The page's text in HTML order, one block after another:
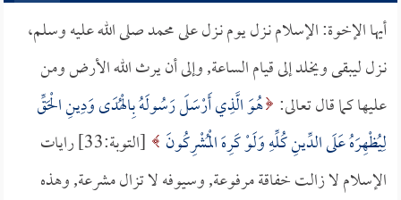
أيها الإخوة: الإسلام نـزل يوم نـزل على محمد صلى الله عليه وسلم،
نـزل ليبقى ويخلد إلى قيام الساعة, وإلى أن يرث الله الأرض ومن
عليها كما قال تعالى: هُوَ الَّذِي أَرْسَلَ رَسُولَهُ بِالْهُدَى وَدِينِ الْحَقِّ
لِيُظْهِرَهُ عَلَى الدِّينِ كُلِّهِ وَلَوْ كَرِهَ الْمُشْرِكُونَ
[التوبة:33] رايات
الإسلام لا زالت خفاقة مرفوعة, وسيوفه لا تزال مشرعة, وهذه